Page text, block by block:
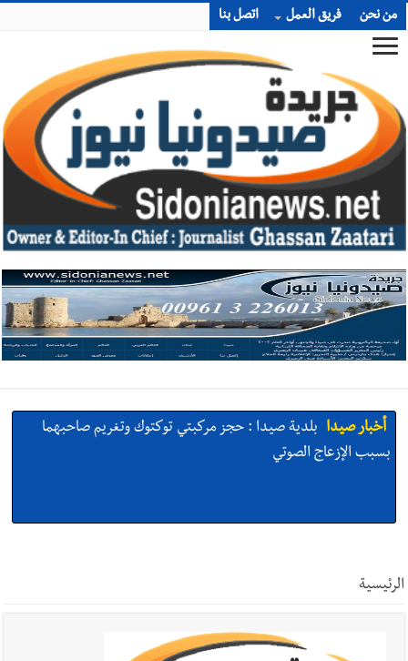
من نحن فريق العمل اتصل بنا
أخبار صيدا بلدية صيدا : حجز مركبتي توكتوك وتغريم صاحبهما
بسبب الإزعاج الصوتي
القدرات -صيدا
أخبار صيدا
بلدية صيدا ومؤسسة الحريري تعقدان الاجتماع
الرئيسية